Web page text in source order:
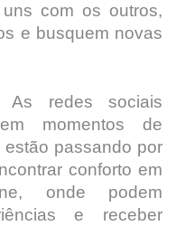
com os outros,
e busquem novas
As redes sociais
momentos de
passando por
conforto em
onde podem
e receber